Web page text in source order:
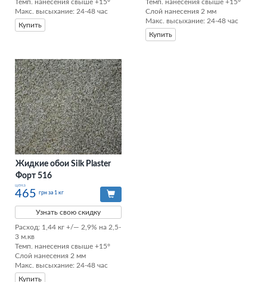
Темп. нанесения свыше +15°
Макс. высыхание: 24-48 час
Купить
Темп. нанесения свыше +15°
Слой нанесения 2 мм
Макс. высыхание: 24-48 час
Купить
Жидкие обои Silk Plaster
Форт 516
цена
465 грн за 1 кг
Узнать свою скидку
Расход: 1,44 кг +/— 2,9% на 2,5-
3 м.кв
Темп. нанесения свыше +15°
Слой нанесения 2 мм
Макс. высыхание: 24-48 час
Купить